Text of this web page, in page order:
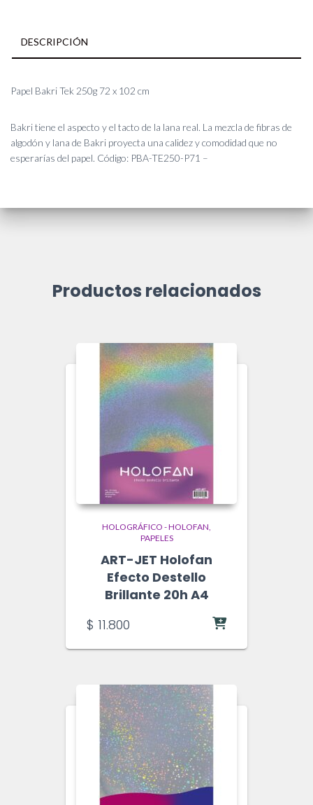
cantidad
DESCRIPCIÓN
Papel Bakri Tek 250g 72 x 102 cm
Bakri tiene el aspecto y el tacto de la lana real. La mezcla de fibras de
algodón y lana de Bakri proyecta una calidez y comodidad que no
esperarías del papel. Código: PBA-TE250-P71 –
Productos relacionados
HOLOGRÁFICO - HOLOFAN
PAPELES
ART-JET Holofan
Efecto Destello
Brillante 20h A4
$ 11.800